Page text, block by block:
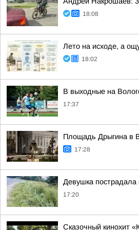
18:08
Лето на исходе, а
18:02
В выходные на
17:37
Площадь Дрыгина в
17:28
Девушка пострадала
17:20
Сказочный кинохит